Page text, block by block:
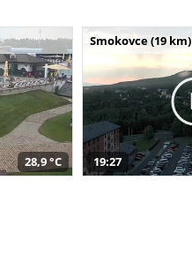
28,9 °C
Smokovce (19 km)
19:27